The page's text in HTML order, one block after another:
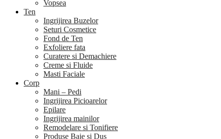
Vopsea
Ten
Ingrijirea Buzelor
Seturi Cosmetice
Fond de Ten
Exfoliere fata
Curatere si Demachiere
Creme si Fluide
Masti Faciale
Corp
Mani – Pedi
Ingrijirea Picioarelor
Epilare
Ingrijirea mainilor
Remodelare si Tonifiere
Produse Baie si Dus